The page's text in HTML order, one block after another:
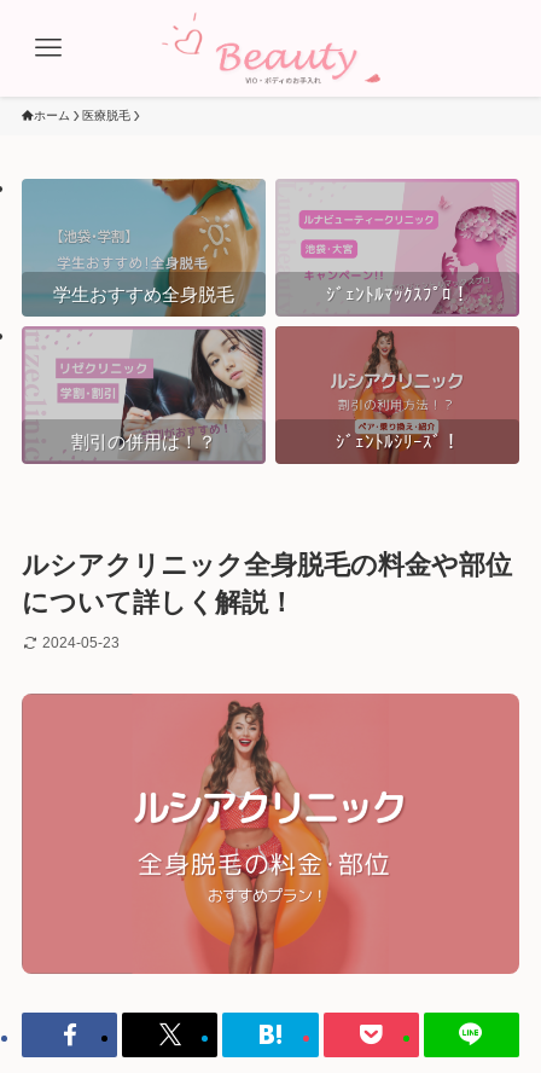
ホーム 医療脱毛
学生おすすめ全身脱毛 ｼﾞｪﾝﾄﾙﾏｯｸｽﾌﾟﾛ！
割引の併用は！？ ｼﾞｪﾝﾄﾙｼﾘｰｽﾞ！
ルシアクリニック全身脱毛の料金や部位
について詳しく解説！
2024-05-23